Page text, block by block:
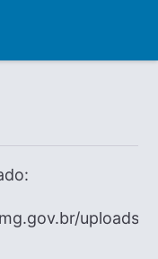
uploads/